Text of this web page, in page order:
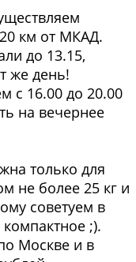
км от МКАД.
до 13.15,
же день!
с 16.00 до 20.00
на вечернее
только для
не более 25 кг и
советуем в
;).
Москве и в